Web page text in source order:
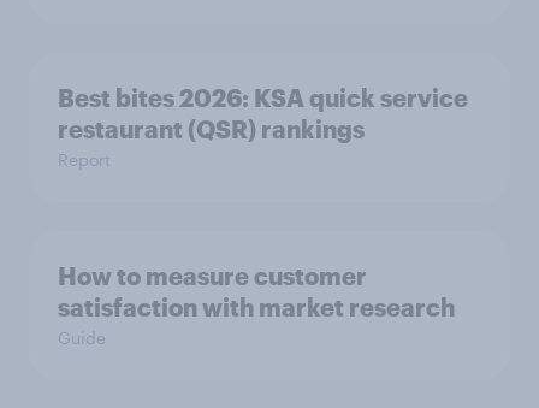
Best bites 2026: KSA quick service
Report
How to measure customer
satisfaction with market research
Guide